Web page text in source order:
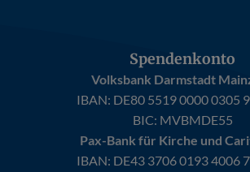
Spendenkonto
Volksbank Darmstadt
IBAN: DE80 5519 0000 0305
BIC: MVBMDE55
Pax-Bank für Kirche und
IBAN: DE43 3706 0193 4006